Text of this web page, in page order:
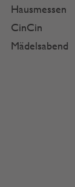
Hausmessen
CinCin
Mädelsabend